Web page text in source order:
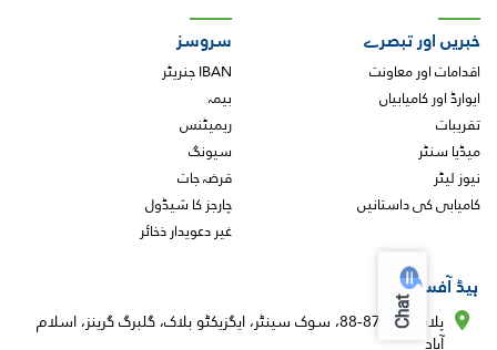
تبصرے
معاونت
داستانیں
چارجز کا شیڈول
غیر دعویدار ذخائر
پلاٹ نمبر 87-88، سوک سینٹر، ایگزیکٹو بلاک، گلبرگ گرینز، اسلام Chat